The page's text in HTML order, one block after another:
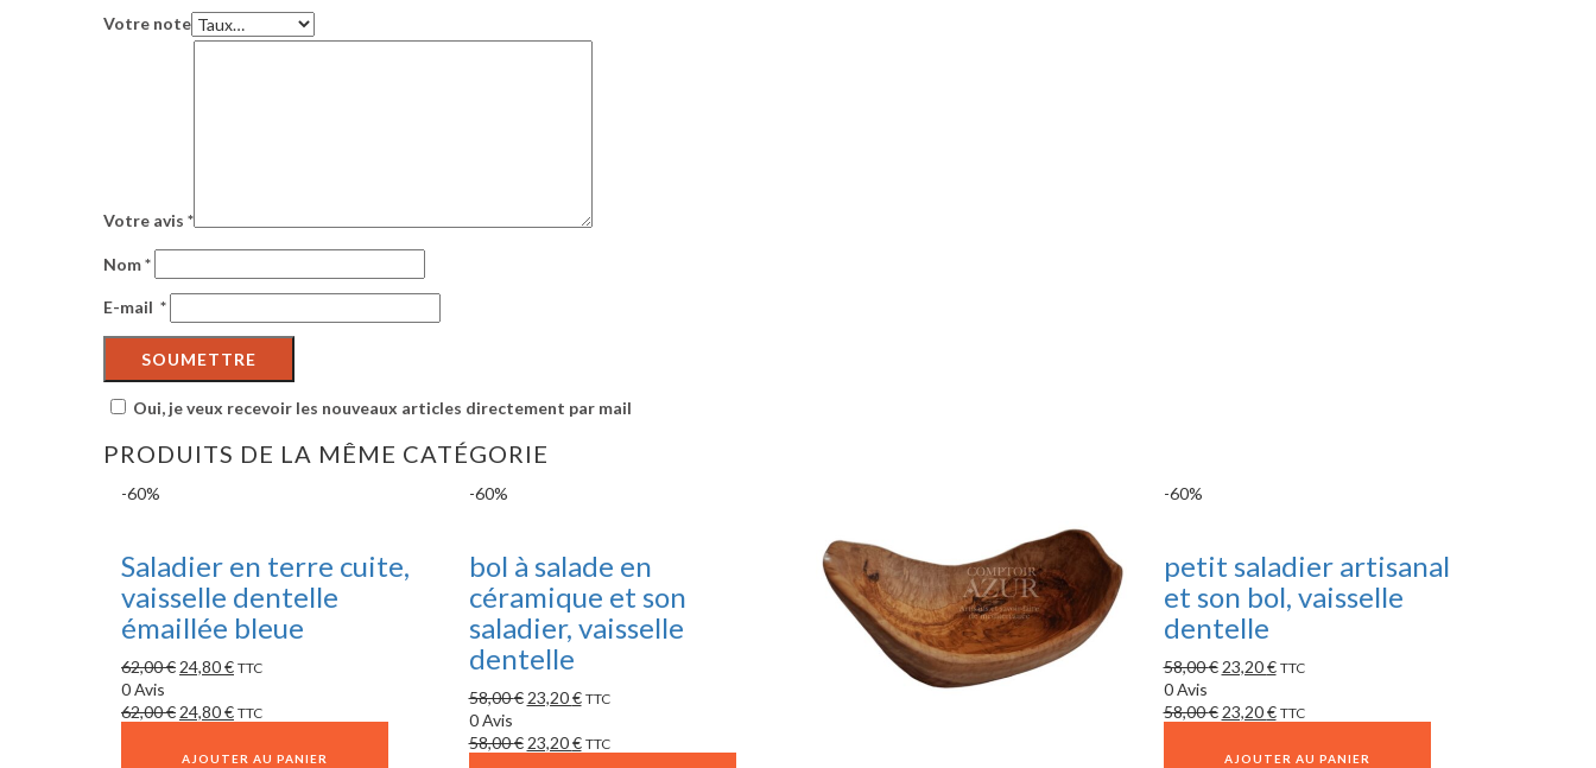
Votre note
Votre avis *
Nom*
E-mail *
Oui, je veux recevoir les nouveaux articles directement par mail
PRODUITS DE LA MÊME CATÉGORIE
-60%
Saladier en terre cuite,
vaisselle dentelle
émaillée bleue
62,00€ 24,80€ TTC
0 Avis
62,00€ 24,80€ TTC
AJOUTER AU PANIER
-60%
bol à salade en
céramique et son
saladier, vaisselle
dentelle
58,00€ 23,20€ TTC
0 Avis
58,00€ 23,20€ TTC
-60%
petit saladier artisanal
et son bol, vaisselle
dentelle
58,00€ 23,20€ TTC
0 Avis
58,00€ 23,20€ TTC
AJOUTER AU PANIER